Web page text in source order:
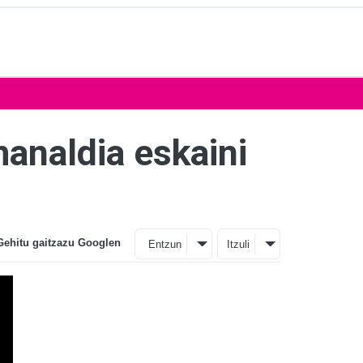
eskaini
gaitzazu Googlen Entzun Itzuli